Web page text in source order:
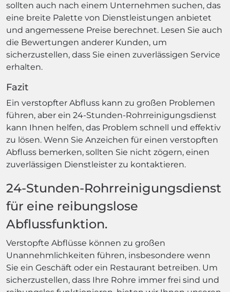
sollten auch nach einem Unternehmen suchen, das
eine breite Palette von Dienstleistungen anbietet
und angemessene Preise berechnet. Lesen Sie auch
die Bewertungen anderer Kunden, um
sicherzustellen, dass Sie einen zuverlässigen Service
erhalten.
Fazit
Ein verstopfter Abfluss kann zu großen Problemen
führen, aber ein 24-Stunden-Rohrreinigungsdienst
kann Ihnen helfen, das Problem schnell und effektiv
zu lösen. Wenn Sie Anzeichen für einen verstopften
Abfluss bemerken, sollten Sie nicht zögern, einen
zuverlässigen Dienstleister zu kontaktieren.
24-Stunden-Rohrreinigungsdienst
für eine reibungslose
Abflussfunktion.
Verstopfte Abflüsse können zu großen
Unannehmlichkeiten führen, insbesondere wenn
Sie ein Geschäft oder ein Restaurant betreiben. Um
sicherzustellen, dass Ihre Rohre immer frei sind und